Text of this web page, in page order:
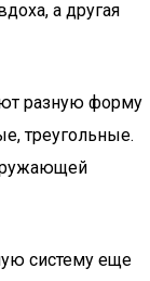
а другая
разную форму
треугольные.
систему еще